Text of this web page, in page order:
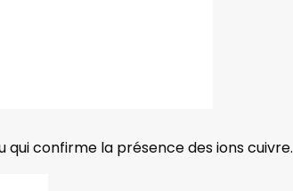
confirme la présence des ions cuivre.